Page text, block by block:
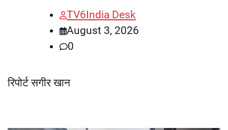
TV6India Desk
August 3, 2026
0
रिपोर्ट सगीर खान